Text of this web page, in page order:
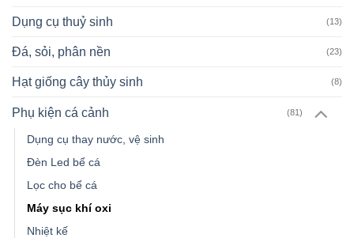
Dụng cụ thuỷ sinh (13)
Đá, sỏi, phân nền (23)
Hạt giống cây thủy sinh (8)
Phụ kiện cá cảnh (81)
Dụng cụ thay nước, vệ sinh
Đèn Led bể cá
Lọc cho bể cá
Máy sục khí oxi
Nhiệt kế